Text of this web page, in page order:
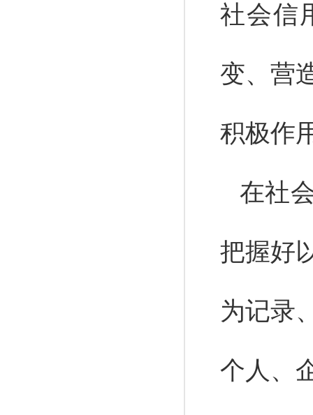
社会信
变、营
积极作
在社
把握好
为记录
个人、